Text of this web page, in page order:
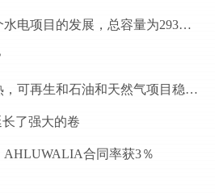
谅解备忘录为四个水电项目的发展，总容量为293兆瓦
为什么前景对于热，可再生和石油和天然气项目稳定？
长了强大的卷
AHLUWALIA合同率获3％